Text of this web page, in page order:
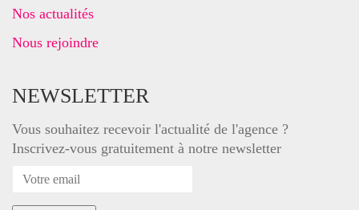
Nos actualités
Nous rejoindre
NEWSLETTER
Vous souhaitez recevoir l'actualité de l'agence ?
Inscrivez-vous gratuitement à notre newsletter